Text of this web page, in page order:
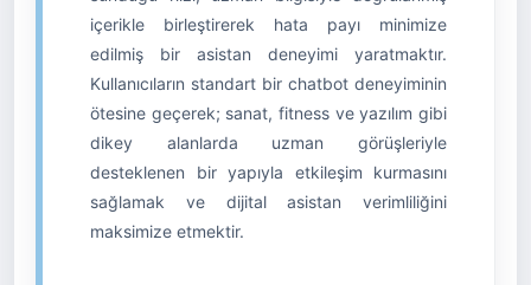
içerikle birleştirerek hata payı minimize
edilmiş bir asistan deneyimi yaratmaktır.
Kullanıcıların standart bir chatbot deneyiminin
ötesine geçerek; sanat, fitness ve yazılım gibi
dikey alanlarda uzman görüşleriyle
desteklenen bir yapıyla etkileşim kurmasını
sağlamak ve dijital asistan verimliliğini
maksimize etmektir.